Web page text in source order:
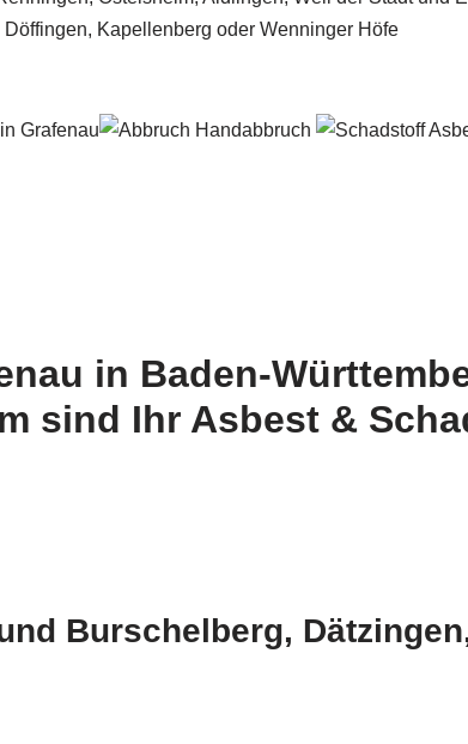
in Baden-
sind Ihr Asbest &
Burschelberg,